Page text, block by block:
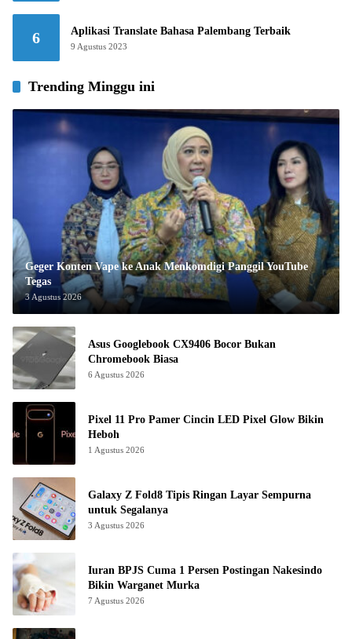
6 Aplikasi Translate Bahasa Palembang Terbaik
9 Agustus 2023
Trending Minggu ini
Geger Konten Vape ke Anak Menkomdigi Panggil YouTube
Tegas
3 Agustus 2026
Asus Googlebook CX9406 Bocor Bukan
Chromebook Biasa
6 Agustus 2026
Pixel 11 Pro Pamer Cincin LED Pixel Glow Bikin
Heboh
1 Agustus 2026
Galaxy Z Fold8 Tipis Ringan Layar Sempurna
untuk Segalanya
3 Agustus 2026
Iuran BPJS Cuma 1 Persen Postingan Nakesindo
Bikin Warganet Murka
7 Agustus 2026